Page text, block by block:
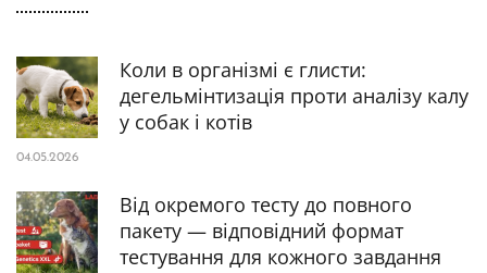
Коли в організмі є глисти:
дегельмінтизація проти аналізу калу
у собак і котів
04.05.2026
Від окремого тесту до повного
пакету — відповідний формат
тестування для кожного завдання